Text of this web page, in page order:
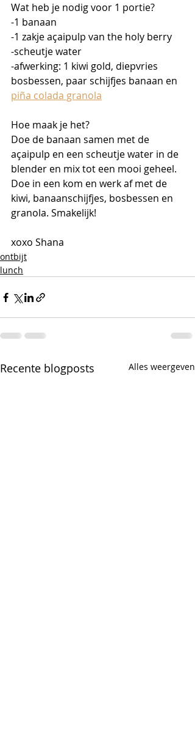
Wat heb je nodig voor 1 portie?
-1 banaan
-1 zakje açaipulp van the holy berry
-scheutje water
-afwerking: 1 kiwi gold, diepvries
bosbessen, paar schijfjes banaan en
piña colada granola
Hoe maak je het?
Doe de banaan samen met de
açaipulp en een scheutje water in de
blender en mix tot een mooi geheel.
Doe in een kom en werk af met de
kiwi, banaanschijfjes, bosbessen en
granola. Smakelijk!
xoxo Shana
ontbijt
lunch
Recente blogposts Alles weergeven